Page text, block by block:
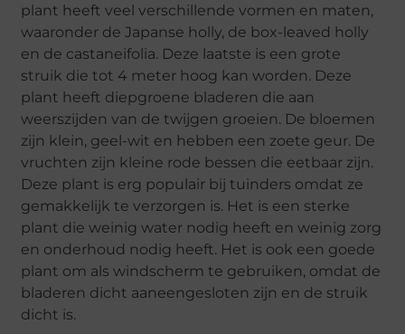
plant heeft veel verschillende vormen en maten,
waaronder de Japanse holly, de box-leaved holly
en de castaneifolia. Deze laatste is een grote
struik die tot 4 meter hoog kan worden. Deze
plant heeft diepgroene bladeren die aan
weerszijden van de twijgen groeien. De bloemen
zijn klein, geel-wit en hebben een zoete geur. De
vruchten zijn kleine rode bessen die eetbaar zijn.
Deze plant is erg populair bij tuinders omdat ze
gemakkelijk te verzorgen is. Het is een sterke
plant die weinig water nodig heeft en weinig zorg
en onderhoud nodig heeft. Het is ook een goede
plant om als windscherm te gebruiken, omdat de
bladeren dicht aaneengesloten zijn en de struik
dicht is.